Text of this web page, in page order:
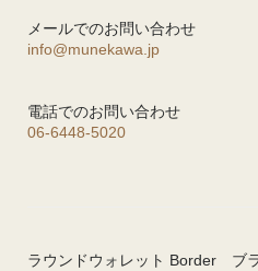
メールでのお問い合わせ
info@munekawa.jp
電話でのお問い合わせ
06-6448-5020
ラウンドウォレット Border ブ